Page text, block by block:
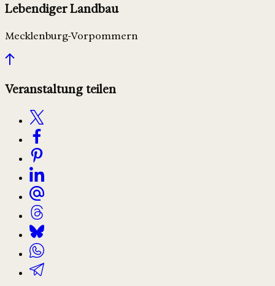
Lebendiger Landbau
Mecklenburg-Vorpommern
Veranstaltung teilen